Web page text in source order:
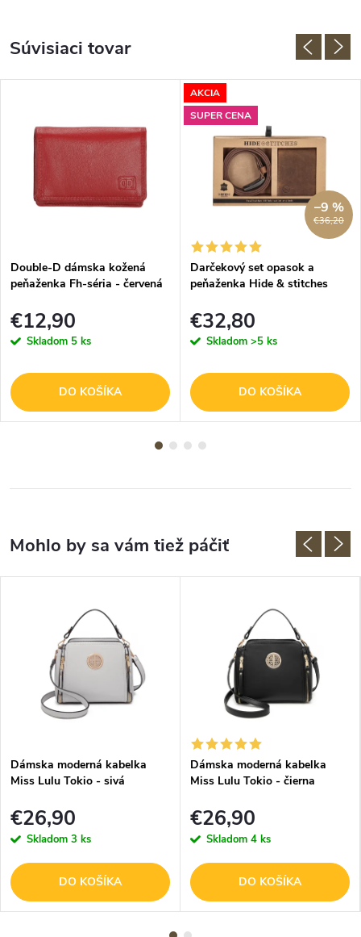
Súvisiaci tovar
Double-D dámska kožená
peňaženka Fh-séria - červená
€12,90
Skladom 5 ks
DO KOŠÍKA
AKCIA
SUPER CENA
€36,20
–9 %
Darčekový set opasok a
peňaženka Hide & stitches
€32,80
Skladom >5 ks
DO KOŠÍKA
Dámska moderná kabelka
Miss Lulu Tokio - sivá
€26,90
Skladom 3 ks
DO KOŠÍKA
Dámska moderná kabelka
Miss Lulu Tokio - čierna
€26,90
Skladom 4 ks
DO KOŠÍKA